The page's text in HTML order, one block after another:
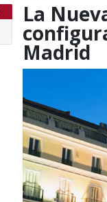
La
Madrid